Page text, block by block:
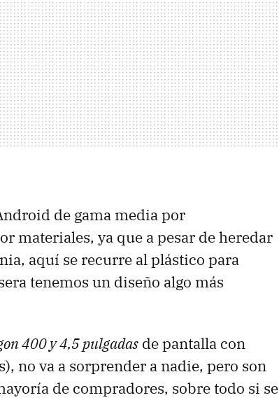
de gama media por
materiales, ya que a pesar de heredar
aquí se recurre al plástico para
tenemos un diseño algo más
400 y 4,5 pulgadas de pantalla con
no va a sorprender a nadie, pero son
de compradores, sobre todo si se